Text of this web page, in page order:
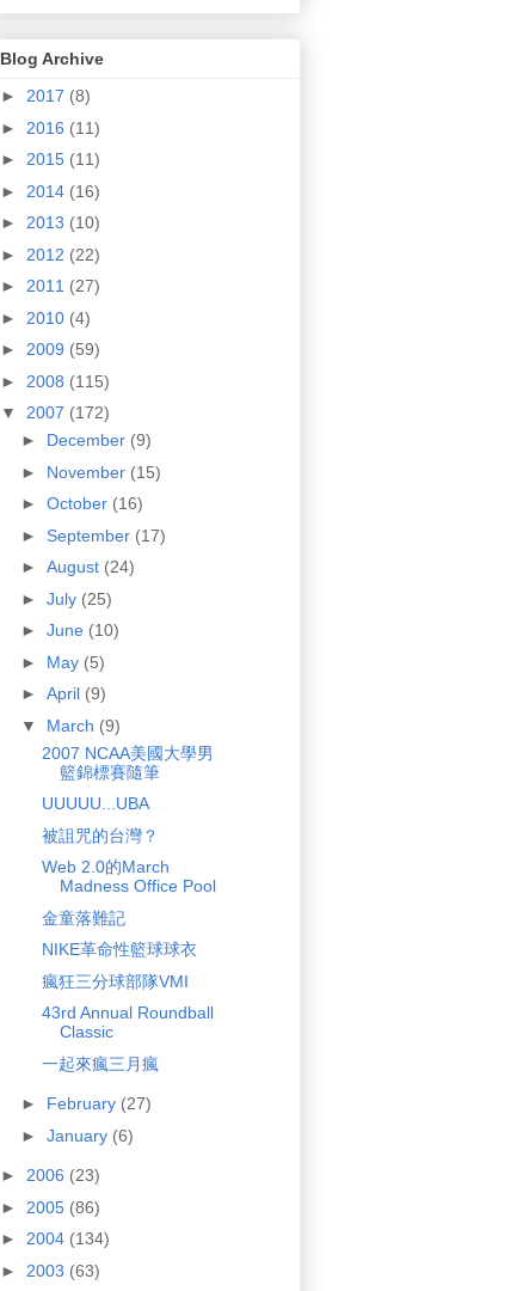
Blog Archive
► 2017 (8)
► 2016 (11)
► 2015 (11)
► 2014 (16)
► 2013 (10)
► 2012 (22)
► 2011 (27)
► 2010 (4)
► 2009 (59)
► 2008 (115)
▼ 2007 (172)
► December (9)
► November (15)
► October (16)
► September (17)
► August (24)
► July (25)
► June (10)
► May (5)
► April (9)
▼ March (9)
2007 NCAA美國大學男
籃錦標賽隨筆
UUUUU...UBA
被詛咒的台灣？
Web 2.0的March
Madness Office Pool
金童落難記
NIKE革命性籃球球衣
瘋狂三分球部隊VMI
43rd Annual Roundball
Classic
一起來瘋三月瘋
► February (27)
► January (6)
► 2006 (23)
► 2005 (86)
► 2004 (134)
► 2003 (63)